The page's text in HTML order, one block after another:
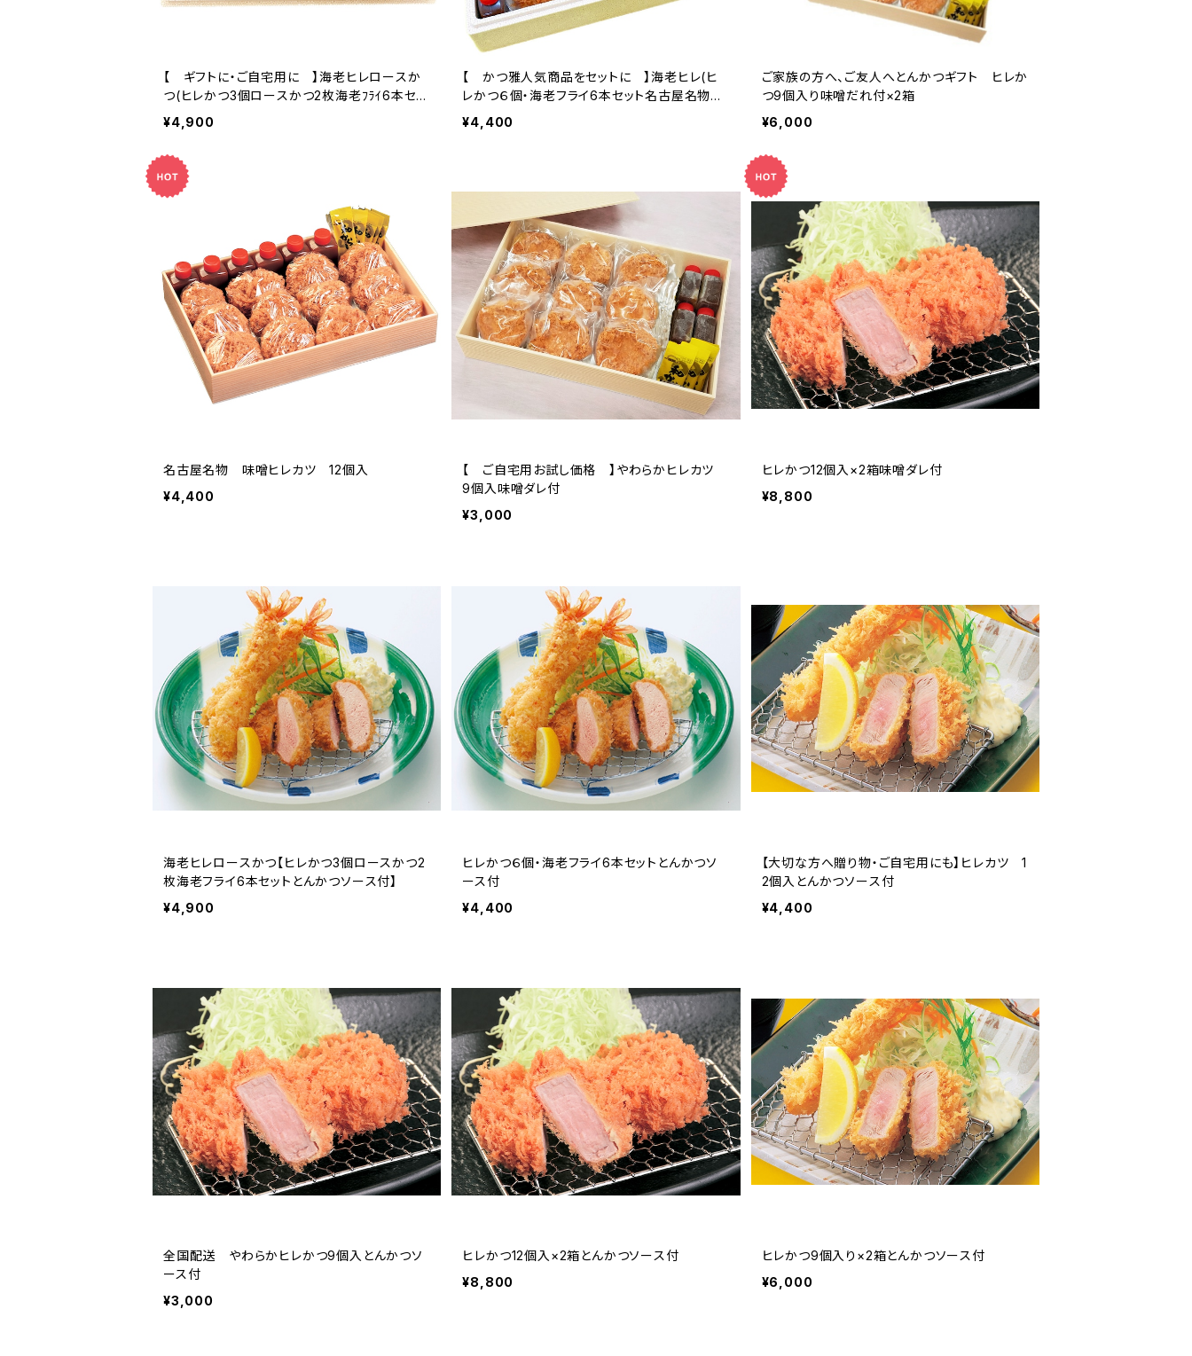
【 ギフトに・ご自宅用に 】海老ヒレロースか
つ(ヒレかつ3個ロースかつ2枚海老ﾌﾗｲ6本セッ
ト名古屋名物味噌ダレ付）
¥4,900
【 かつ雅人気商品をセットに 】海老ヒレ(ヒ
レかつ６個・海老フライ6本セット名古屋名物味
噌ダレ付）
¥4,400
ご家族の方へ、ご友人へとんかつギフト ヒレか
つ9個入り味噌だれ付×2箱
¥6,000
名古屋名物 味噌ヒレカツ 12個入
¥4,400
【 ご自宅用お試し価格 】やわらかヒレカツ
9個入味噌ダレ付
¥3,000
ヒレかつ12個入×2箱味噌ダレ付
¥8,800
海老ヒレロースかつ【ヒレかつ3個ロースかつ2
枚海老フライ6本セットとんかつソース付】
¥4,900
ヒレかつ６個・海老フライ6本セットとんかつソ
ース付
¥4,400
【大切な方へ贈り物・ご自宅用にも】ヒレカツ 1
2個入とんかつソース付
¥4,400
全国配送 やわらかヒレかつ9個入とんかつソ
ース付
¥3,000
ヒレかつ12個入×2箱とんかつソース付
¥8,800
ヒレかつ9個入り×2箱とんかつソース付
¥6,000